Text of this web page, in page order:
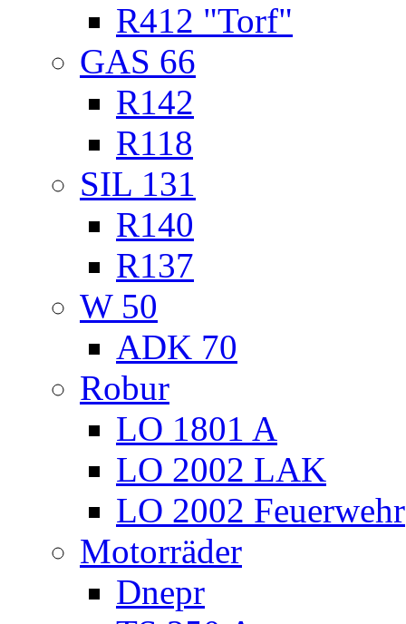
R412 "Torf"
GAS 66
R142
R118
SIL 131
R140
R137
W 50
ADK 70
Robur
LO 1801 A
LO 2002 LAK
LO 2002 Feuerwehr
Motorräder
Dnepr